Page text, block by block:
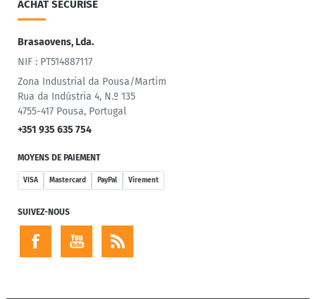
ACHAT SÉCURISÉ
Brasaovens, Lda.
NIF : PT514887117
Zona Industrial da Pousa/Martim
Rua da Indústria 4, N.º 135
4755-417 Pousa, Portugal
+351 935 635 754
MOYENS DE PAIEMENT
VISA Mastercard PayPal Virement
SUIVEZ-NOUS